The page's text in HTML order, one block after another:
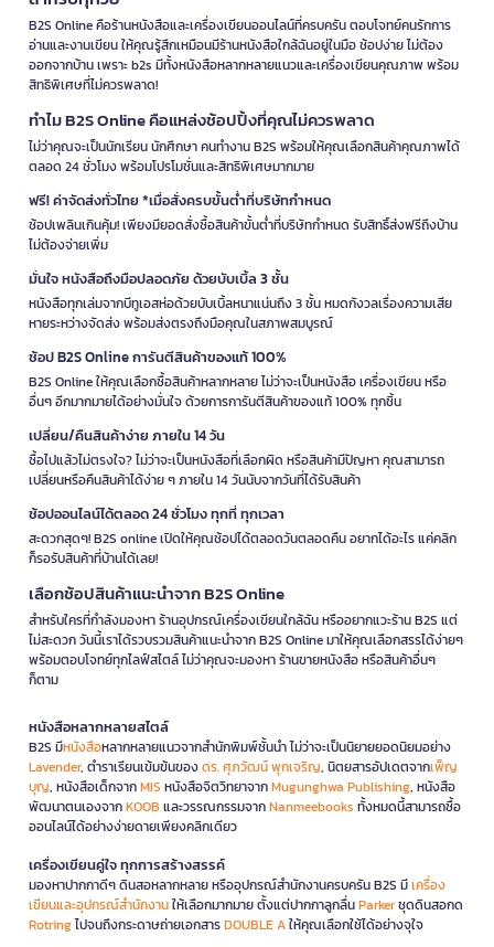
B2S Online คือร้านหนังสือและเครื่องเขียนออนไลน์ที่ครบครัน ตอบโจทย์คนรักการ
อ่านและงานเขียน ให้คุณรู้สึกเหมือนมีร้านหนังสือใกล้ฉันอยู่ในมือ ช้อปง่าย ไม่ต้อง
ออกจากบ้าน เพราะ b2s มีทั้งหนังสือหลากหลายแนวและเครื่องเขียนคุณภาพ พร้อม
สิทธิพิเศษที่ไม่ควรพลาด!
ทำไม B2S Online คือแหล่งช้อปปิ้งที่คุณไม่ควรพลาด
ไม่ว่าคุณจะเป็นนักเรียน นักศึกษา คนทำงาน B2S พร้อมให้คุณเลือกสินค้าคุณภาพได้
ตลอด 24 ชั่วโมง พร้อมโปรโมชั่นและสิทธิพิเศษมากมาย
ฟรี! ค่าจัดส่งทั่วไทย *เมื่อสั่งครบขั้นต่ำที่บริษัทกำหนด
ช้อปเพลินเกินคุ้ม! เพียงมียอดสั่งซื้อสินค้าขั้นต่ำที่บริษัทกำหนด รับสิทธิ์ส่งฟรีถึงบ้าน
ไม่ต้องจ่ายเพิ่ม
มั่นใจ หนังสือถึงมือปลอดภัย ด้วยบับเบิ้ล 3 ชั้น
หนังสือทุกเล่มจากบีทูเอสห่อด้วยบับเบิ้ลหนาแน่นถึง 3 ชั้น หมดกังวลเรื่องความเสีย
หายระหว่างจัดส่ง พร้อมส่งตรงถึงมือคุณในสภาพสมบูรณ์
ช้อป B2S Online การันตีสินค้าของแท้ 100%
B2S Online ให้คุณเลือกซื้อสินค้าหลากหลาย ไม่ว่าจะเป็นหนังสือ เครื่องเขียน หรือ
อื่นๆ อีกมากมายได้อย่างมั่นใจ ด้วยการการันตีสินค้าของแท้ 100% ทุกชิ้น
เปลี่ยน/คืนสินค้าง่าย ภายใน 14 วัน
ซื้อไปแล้วไม่ตรงใจ? ไม่ว่าจะเป็นหนังสือที่เลือกผิด หรือสินค้ามีปัญหา คุณสามารถ
เปลี่ยนหรือคืนสินค้าได้ง่าย ๆ ภายใน 14 วันนับจากวันที่ได้รับสินค้า
ช้อปออนไลน์ได้ตลอด 24 ชั่วโมง ทุกที่ ทุกเวลา
สะดวกสุดๆ! B2S online เปิดให้คุณช้อปได้ตลอดวันตลอดคืน อยากได้อะไร แค่คลิก
ก็รอรับสินค้าที่บ้านได้เลย!
เลือกช้อปสินค้าแนะนำจาก B2S Online
สำหรับใครที่กำลังมองหา ร้านอุปกรณ์เครื่องเขียนใกล้ฉัน หรืออยากแวะร้าน B2S แต่
ไม่สะดวก วันนี้เราได้รวบรวมสินค้าแนะนำจาก B2S Online มาให้คุณเลือกสรรได้ง่ายๆ
พร้อมตอบโจทย์ทุกไลฟ์สไตล์ ไม่ว่าคุณจะมองหา ร้านขายหนังสือ หรือสินค้าอื่นๆ
ก็ตาม
หนังสือหลากหลายสไตล์
B2S มีหนังสือหลากหลายแนวจากสำนักพิมพ์ชั้นนำ ไม่ว่าจะเป็นนิยายยอดนิยมอย่าง
Lavender, ตำราเรียนเข้มข้นของดร. ศุภวัฒน์ พุกเจริญ, นิตยสารอัปเดตจากเพ็ญ
บุญ, หนังสือเด็กจากMIS หนังสือจิตวิทยาจากMugunghwa Publishing, หนังสือ
พัฒนาตนเองจากKOOB และวรรณกรรมจากNanmeebooks ทั้งหมดนี้สามารถซื้อ
ออนไลน์ได้อย่างง่ายดายเพียงคลิกเดียว
เครื่องเขียนคู่ใจ ทุกการสร้างสรรค์
มองหาปากกาดีๆ ดินสอหลากหลาย หรืออุปกรณ์สำนักงานครบครัน B2S มีเครื่อง
เขียนและอุปกรณ์สำนักงานให้เลือกมากมาย ตั้งแต่ปากกาลูกลื่นParkerชุดดินสอกด
Rotringไปจนถึงกระดาษถ่ายเอกสารDOUBLE Aให้คุณเลือกใช้ได้อย่างจุใจ